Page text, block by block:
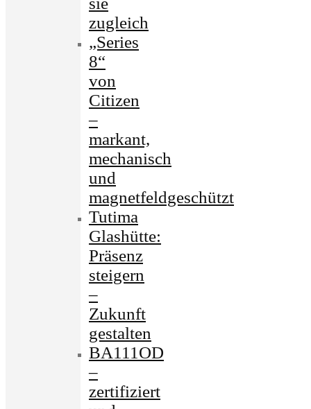
zugleich
„Series
8“
von
Citizen
–
markant,
mechanisch
und
magnetfeldgeschützt
Tutima
Glashütte:
Präsenz
steigern
–
Zukunft
gestalten
BA111OD
–
zertifiziert